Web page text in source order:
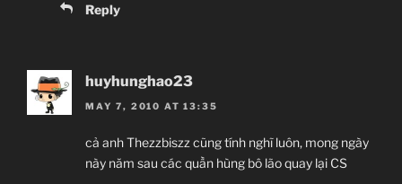
Reply
huyhunghao23
MAY 7, 2010 AT 13:35
cả anh Thezzbiszz cũng tính nghĩ luôn, mong ngày
này năm sau các quần hùng bô lão quay lại CS